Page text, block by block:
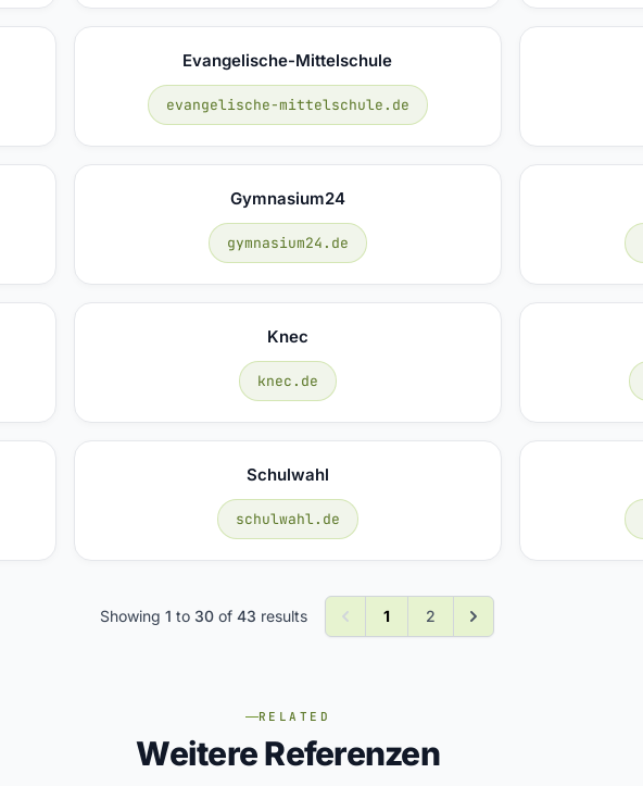
Evangelische-Mittelschule
evangelische-mittelschule.de
Gymnasium24
gymnasium24.de
Knec
knec.de
Schulwahl
schulwahl.de
Showing 1 to 30of 43 results 1 2
RELATED
Weitere Referenzen